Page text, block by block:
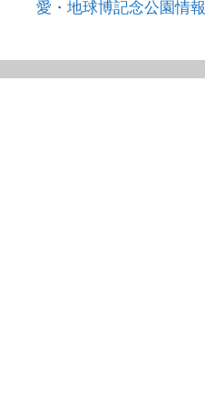
愛・地球博記念公園情報